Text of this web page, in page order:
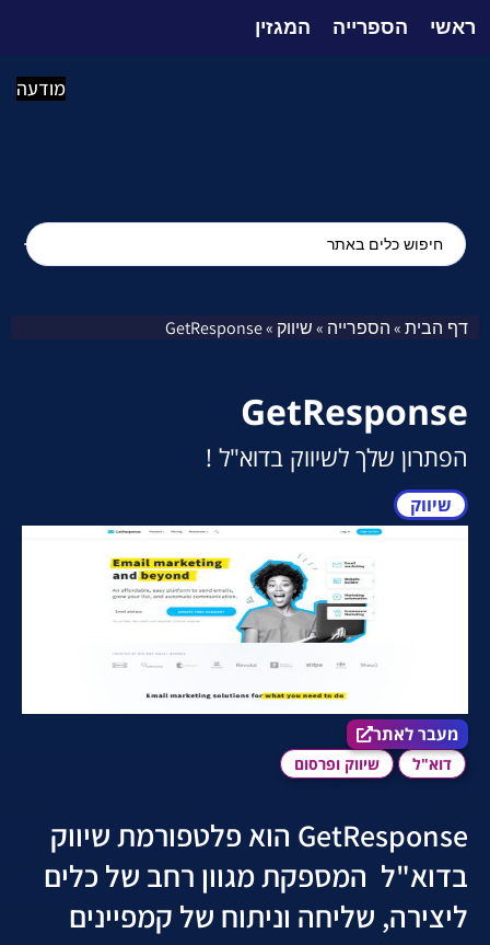
ראשי הספרייה המגזין
מודעה
דף הבית»הספרייה »שיווק »
GetResponse
GetResponse
הפתרון שלך לשיווק בדוא"ל !
שיווק
מעבר לאתר הכלי
דוא"ל שיווק ופרסום
מעבר לאתר
GetResponse הוא פלטפורמת שיווק
בדוא"ל המספקת מגוון רחב של כלים
ליצירה, שליחה וניתוח של קמפיינים